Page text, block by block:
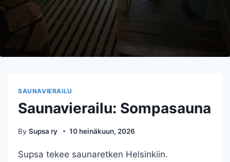
SAUNAVIERAILU
Saunavierailu: Sompasauna
By Supsa ry 10 heinäkuun, 2026
Supsa tekee saunaretken Helsinkiin.